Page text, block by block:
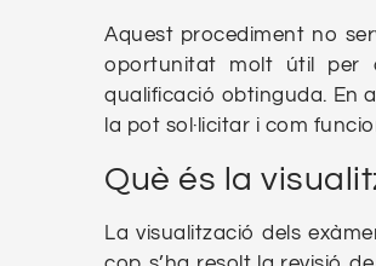
Aquest procediment no
oportunitat molt útil per
qualificació obtinguda. En
la pot sol·licitar i com
Què és la
La visualització dels